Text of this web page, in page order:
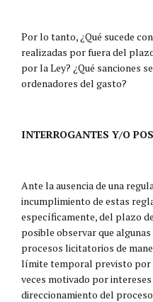
Por lo tanto, ¿Qué sucede
realizadas por fuera del
por la Ley? ¿Qué sanciones
ordenadores del gasto?
INTERROGANTES Y/O
Ante la ausencia de una
incumplimiento de estas
específicamente, del plazo
posible observar que
procesos licitatorios de
límite temporal previsto por
veces motivado por
direccionamiento del